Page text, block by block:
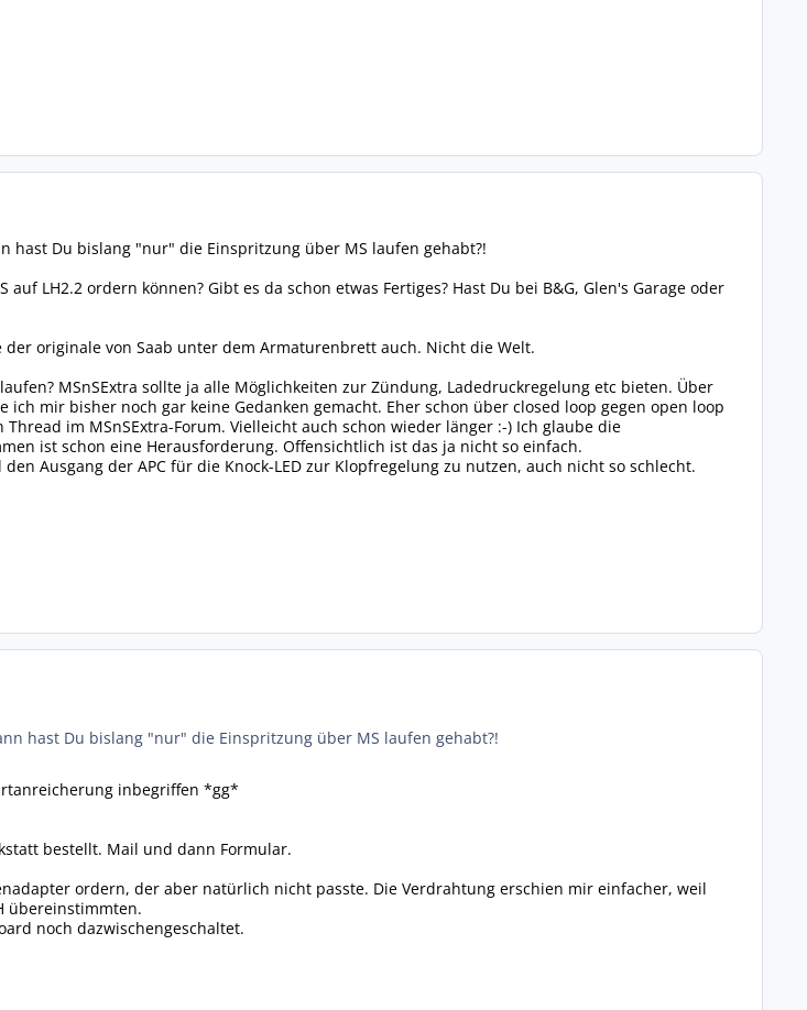
hast Du bislang "nur" die Einspritzung über MS laufen gehabt?!
LH2.2 ordern können? Gibt es da schon etwas Fertiges? Hast Du bei B&G, Glen's Garage oder
der originale von Saab unter dem Armaturenbrett auch. Nicht die Welt.
MSnSExtra sollte ja alle Möglichkeiten zur Zündung, Ladedruckregelung etc bieten. Über
mir bisher noch gar keine Gedanken gemacht. Eher schon über closed loop gegen open loop
im MSnSExtra-Forum. Vielleicht auch schon wieder länger :-) Ich glaube die
ist schon eine Herausforderung. Offensichtlich ist das ja nicht so einfach.
Ausgang der APC für die Knock-LED zur Klopfregelung zu nutzen, auch nicht so schlecht.
hast Du bislang "nur" die Einspritzung über MS laufen gehabt?!
inbegriffen *gg*
bestellt. Mail und dann Formular.
ordern, der aber natürlich nicht passte. Die Verdrahtung erschien mir einfacher, weil
übereinstimmten.
noch dazwischengeschaltet.